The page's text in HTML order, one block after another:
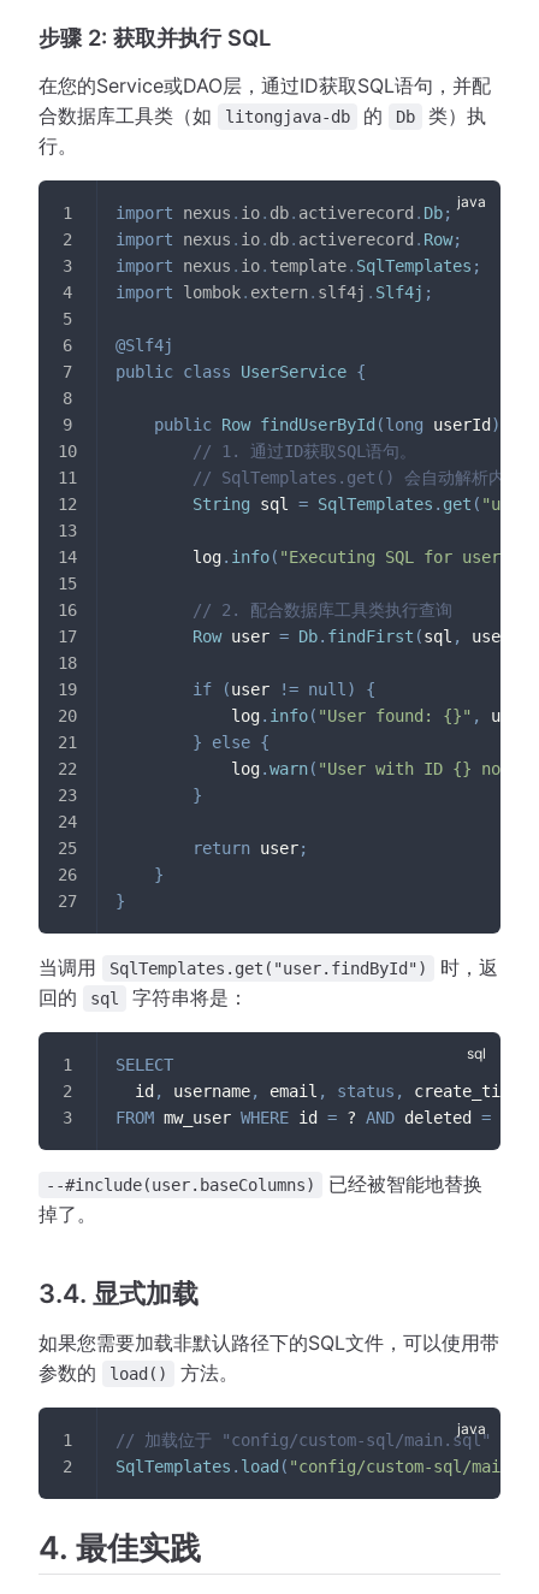
步骤 2: 获取并执行 SQL
在您的Service或DAO层，通过ID获取SQL语句，并配
合数据库工具类（如
litongjava-db 的 Db
类）执
行。
import nexus . io. db. activerecord . Db;
import
nexus . io. db. activerecord . Row;
import
nexus . io. template. SqlTemplates ;
import
lombok. extern. slf4j . Slf4j ;
@Slf4j
public class UserService {
public Row findUserById (long userId )
// 1. 通过ID获取SQL语句。
// SqlTemplates.get() 会自动解析内部
String sql = SqlTemplates . get (
        log
. info( "Executing SQL for
// 2. 配合数据库工具类执行查询
Row user = Db. findFirst (sql , userId
if (user != null )
{
            log
. info( "User found: {}" , user
}
else {
            log
.warn( "User with ID {} not
}
return user;
}
}
当调用 SqlTemplates.get("user.findById")
时，返
回的
sql 字符串将是：
SELECT
  id
, username, email , status ,
create_time
FROM mw_user WHERE id = ? AND deleted =
--#include(user.baseColumns)
已经被智能地替换
掉了。
3.4. 显式加载
如果您需要加载非默认路径下的SQL文件，可以使用带
参数的
load() 方法。
// 加载位于 "config/custom-sql/main.sql" 的主
SqlTemplates . load ( "config/custom-sql/
4. 最佳实践